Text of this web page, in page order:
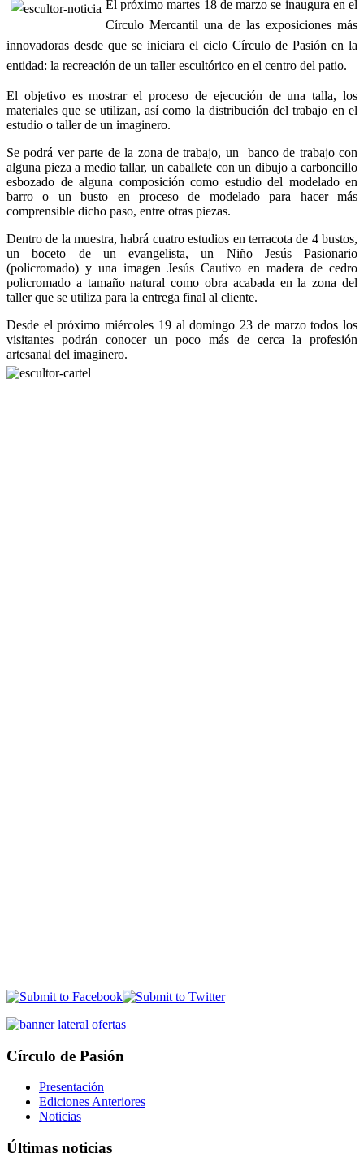
El próximo martes 18 de marzo se inaugura en el
Círculo Mercantil una de las exposiciones más
innovadoras desde que se iniciara el ciclo Círculo de Pasión en la
entidad: la recreación de un taller escultórico en el centro del patio.
El objetivo es mostrar el proceso de ejecución de una talla, los
materiales que se utilizan, así como la distribución del trabajo en el
estudio o taller de un imaginero.
Se podrá ver parte de la zona de trabajo, un banco de trabajo con
alguna pieza a medio tallar, un caballete con un dibujo a carboncillo
esbozado de alguna composición como estudio del modelado en
barro o un busto en proceso de modelado para hacer más
comprensible dicho paso, entre otras piezas.
Dentro de la muestra, habrá cuatro estudios en terracota de 4 bustos,
un boceto de un evangelista, un Niño Jesús Pasionario
(policromado) y una imagen Jesús Cautivo en madera de cedro
policromado a tamaño natural como obra acabada en la zona del
taller que se utiliza para la entrega final al cliente.
Desde el próximo miércoles 19 al domingo 23 de marzo todos los
visitantes podrán conocer un poco más de cerca la profesión
artesanal del imaginero.
Círculo de Pasión
Presentación
Ediciones Anteriores
Noticias
Últimas noticias